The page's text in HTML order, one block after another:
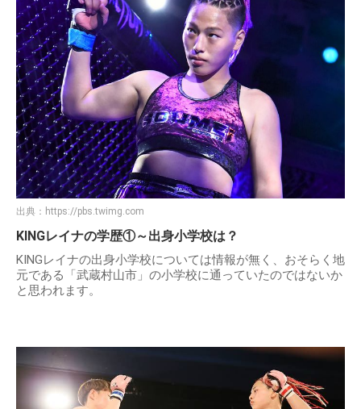
出典： https://pbs.twimg.com
KINGレイナの学歴①～出身小学校は？
KINGレイナの出身小学校については情報が無く、おそらく地
元である「武蔵村山市」の小学校に通っていたのではないか
と思われます。